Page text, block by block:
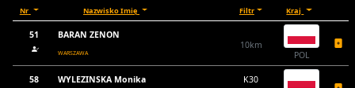
Nr Nazwisko Imię Filtr Kraj
51 BARAN ZENON
WARSZAWA
10km
POL
58 WYLEZINSKA Monika
K30